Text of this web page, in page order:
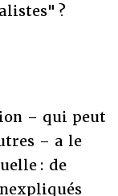
?
– qui peut
– a le
: de